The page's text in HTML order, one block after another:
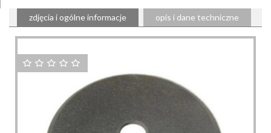
zdjęcia i ogólne informacje opis i dane techniczne